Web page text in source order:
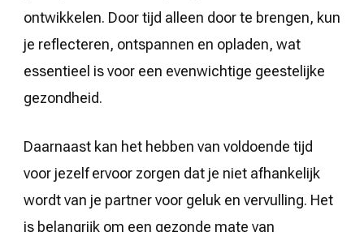
ontwikkelen. Door tijd alleen door te brengen, kun
je reflecteren, ontspannen en opladen, wat
essentieel is voor een evenwichtige geestelijke
gezondheid.
Daarnaast kan het hebben van voldoende tijd
voor jezelf ervoor zorgen dat je niet afhankelijk
wordt van je partner voor geluk en vervulling. Het
is belangrijk om een gezonde mate van